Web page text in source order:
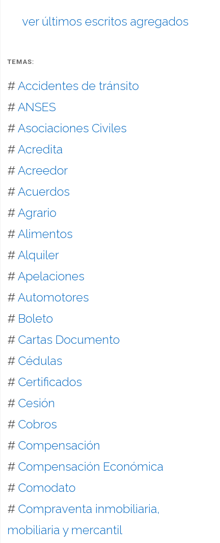
ver últimos escritos agregados
TEMAS:
# Accidentes de tránsito
# ANSES
# Asociaciones Civiles
# Acredita
# Acreedor
# Acuerdos
# Agrario
# Alimentos
# Alquiler
# Apelaciones
# Automotores
# Boleto
# Cartas Documento
# Cédulas
# Certificados
# Cesión
# Cobros
# Compensación
# Compensación Económica
# Comodato
# Compraventa inmobiliaria,
mobiliaria y mercantil